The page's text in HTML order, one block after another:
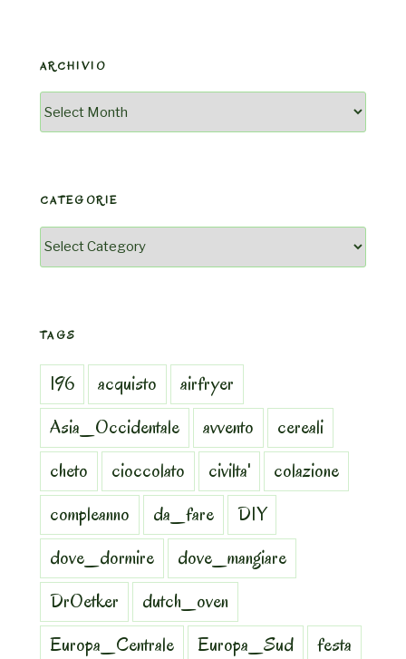
ARCHIVIO
Archivio
CATEGORIE
Categorie
TAGS
196 acquisto
airfryer
Asia_Occidentale
avvento
cereali
cheto
cioccolato civilta'
colazione
compleanno
da_fare
DIY
dove_dormire
dove_mangiare
DrOetker
dutch_oven
Europa_Centrale
Europa_Sud
festa